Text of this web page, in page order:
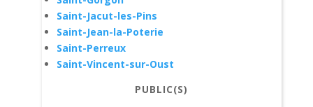
Saint-Jacut-les-Pins
Saint-Jean-la-Poterie
Saint-Perreux
Saint-Vincent-sur-Oust
PUBLIC(S)